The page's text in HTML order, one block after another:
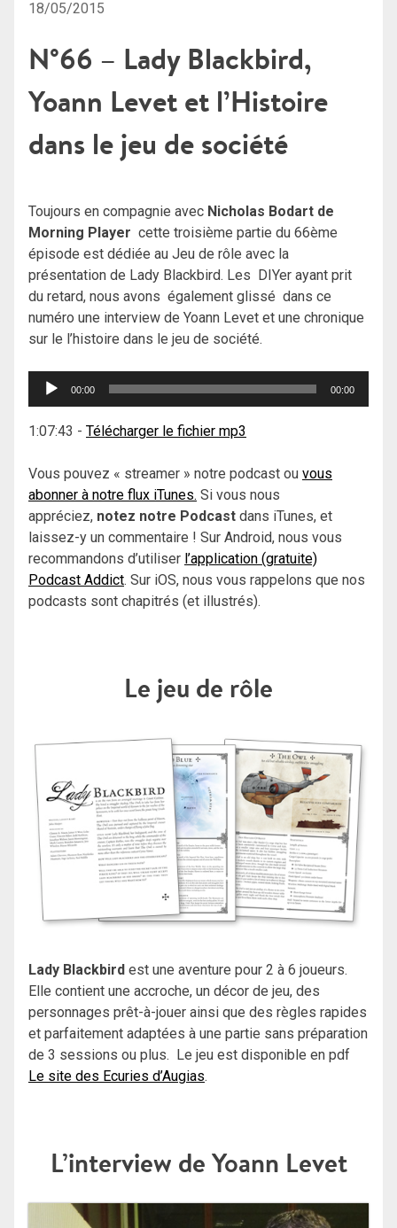
18/05/2015
N°66 – Lady Blackbird,
Yoann Levet et l’Histoire
dans le jeu de société
Toujours en compagnie avec Nicholas Bodart de
Morning Player cette troisième partie du 66ème
épisode est dédiée au Jeu de rôle avec la
présentation de Lady Blackbird. Les DIYer ayant prit
du retard, nous avons également glissé dans ce
numéro une interview de Yoann Levet et une chronique
sur le l’histoire dans le jeu de société.
Lecteur
00:00 00:00
1:07:43 - Télécharger le fichier mp3
Vous pouvez « streamer » notre podcast ou vous
abonner à notre flux iTunes. Si vous nous
appréciez, notez notre Podcast dans iTunes, et
laissez-y un commentaire ! Sur Android, nous vous
recommandons d’utiliser l’application (gratuite)
Podcast Addict. Sur iOS, nous vous rappelons que nos
podcasts sont chapitrés (et illustrés).
Le jeu de rôle
Lady Blackbird est une aventure pour 2 à 6 joueurs.
Elle contient une accroche, un décor de jeu, des
personnages prêt-à-jouer ainsi que des règles rapides
et parfaitement adaptées à une partie sans préparation
de 3 sessions ou plus. Le jeu est disponible en pdf
Le site des Ecuries d’Augias.
L’interview de Yoann Levet